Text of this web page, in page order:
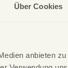
Über Cookies
anbieten
zu